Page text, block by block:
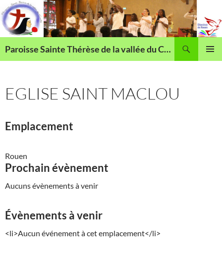
Aller
au
contenu
Paroisse Sainte Thérèse de la vallée du Cailly
EGLISE SAINT MACLOU
Emplacement
Rouen
Prochain évènement
Aucuns évènements à venir
Évènements à venir
<li>Aucun événement à cet emplacement</li>